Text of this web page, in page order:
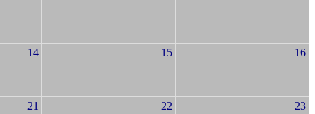
14 15 16
21 22 23